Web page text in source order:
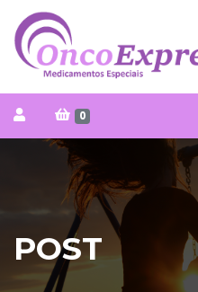
0
POST